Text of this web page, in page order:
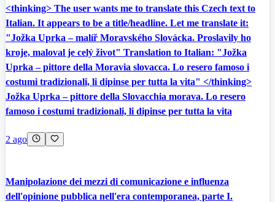
<thinking> The user wants me to translate this Czech text to
Italian. It appears to be a title/headline. Let me translate it:
"Jožka Uprka – malíř Moravského Slovácka. Proslavily ho
kroje, maloval je celý život" Translation to Italian: "Jožka
Uprka – pittore della Moravia slovacca. Lo resero famoso i
costumi tradizionali, li dipinse per tutta la vita" </thinking>
Jožka Uprka – pittore della Slovacchia morava. Lo resero
famoso i costumi tradizionali, li dipinse per tutta la vita
2 ago
Manipolazione dei mezzi di comunicazione e influenza
dell'opinione pubblica nell'era contemporanea, parte I.